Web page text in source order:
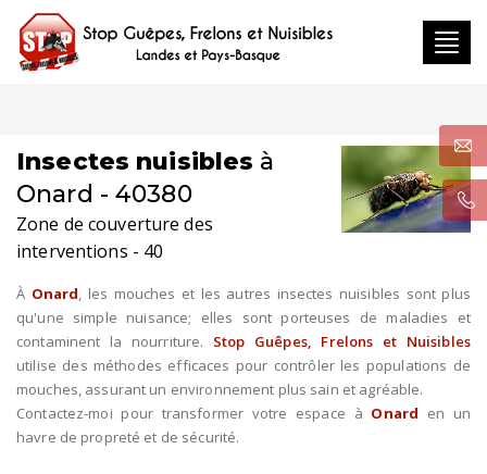
Insectes nuisibles à
Onard - 40380
Zone de couverture des
interventions - 40
À Onard, les mouches et les autres insectes nuisibles sont plus
qu'une simple nuisance; elles sont porteuses de maladies et
contaminent la nourriture. Stop Guêpes, Frelons et Nuisibles
utilise des méthodes efficaces pour contrôler les populations de
mouches, assurant un environnement plus sain et agréable.
Contactez-moi pour transformer votre espace à Onard en un
havre de propreté et de sécurité.